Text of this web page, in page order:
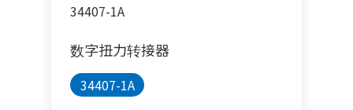
数字扭力转接器
34407-1A